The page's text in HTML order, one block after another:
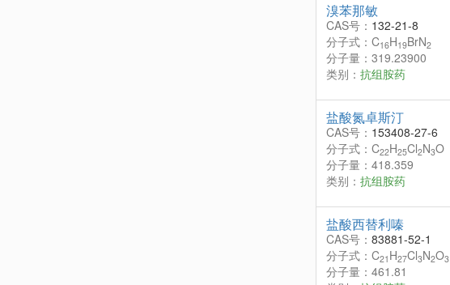
溴苯那敏
CAS号： 132-21-8
分子式：C16H19BrN2
分子量：319.23900
类别： 抗组胺药
盐酸氮卓斯汀
CAS号： 153408-27-6
分子式：C22H25Cl2N3O
分子量：418.359
类别： 抗组胺药
盐酸西替利嗪
CAS号： 83881-52-1
分子式：C21 H27Cl3N2O3
分子量：461.81